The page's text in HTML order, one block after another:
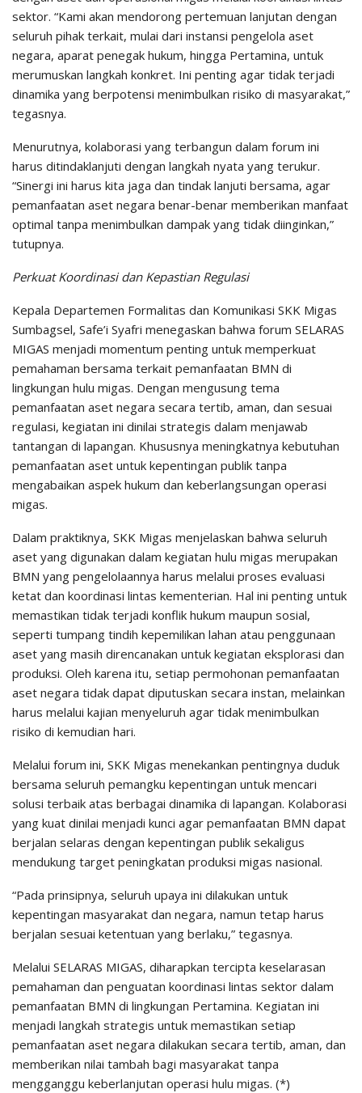
sektor. “Kami akan mendorong pertemuan lanjutan dengan
seluruh pihak terkait, mulai dari instansi pengelola aset
negara, aparat penegak hukum, hingga Pertamina, untuk
merumuskan langkah konkret. Ini penting agar tidak terjadi
dinamika yang berpotensi menimbulkan risiko di masyarakat,”
tegasnya.
Menurutnya, kolaborasi yang terbangun dalam forum ini
harus ditindaklanjuti dengan langkah nyata yang terukur.
“Sinergi ini harus kita jaga dan tindak lanjuti bersama, agar
pemanfaatan aset negara benar-benar memberikan manfaat
optimal tanpa menimbulkan dampak yang tidak diinginkan,”
tutupnya.
Perkuat Koordinasi dan Kepastian Regulasi
Kepala Departemen Formalitas dan Komunikasi SKK Migas
Sumbagsel, Safe’i Syafri menegaskan bahwa forum SELARAS
MIGAS menjadi momentum penting untuk memperkuat
pemahaman bersama terkait pemanfaatan BMN di
lingkungan hulu migas. Dengan mengusung tema
pemanfaatan aset negara secara tertib, aman, dan sesuai
regulasi, kegiatan ini dinilai strategis dalam menjawab
tantangan di lapangan. Khususnya meningkatnya kebutuhan
pemanfaatan aset untuk kepentingan publik tanpa
mengabaikan aspek hukum dan keberlangsungan operasi
migas.
Dalam praktiknya, SKK Migas menjelaskan bahwa seluruh
aset yang digunakan dalam kegiatan hulu migas merupakan
BMN yang pengelolaannya harus melalui proses evaluasi
ketat dan koordinasi lintas kementerian. Hal ini penting untuk
memastikan tidak terjadi konflik hukum maupun sosial,
seperti tumpang tindih kepemilikan lahan atau penggunaan
aset yang masih direncanakan untuk kegiatan eksplorasi dan
produksi. Oleh karena itu, setiap permohonan pemanfaatan
aset negara tidak dapat diputuskan secara instan, melainkan
harus melalui kajian menyeluruh agar tidak menimbulkan
risiko di kemudian hari.
Melalui forum ini, SKK Migas menekankan pentingnya duduk
bersama seluruh pemangku kepentingan untuk mencari
solusi terbaik atas berbagai dinamika di lapangan. Kolaborasi
yang kuat dinilai menjadi kunci agar pemanfaatan BMN dapat
berjalan selaras dengan kepentingan publik sekaligus
mendukung target peningkatan produksi migas nasional.
“Pada prinsipnya, seluruh upaya ini dilakukan untuk
kepentingan masyarakat dan negara, namun tetap harus
berjalan sesuai ketentuan yang berlaku,” tegasnya.
Melalui SELARAS MIGAS, diharapkan tercipta keselarasan
pemahaman dan penguatan koordinasi lintas sektor dalam
pemanfaatan BMN di lingkungan Pertamina. Kegiatan ini
menjadi langkah strategis untuk memastikan setiap
pemanfaatan aset negara dilakukan secara tertib, aman, dan
memberikan nilai tambah bagi masyarakat tanpa
mengganggu keberlanjutan operasi hulu migas. (*)